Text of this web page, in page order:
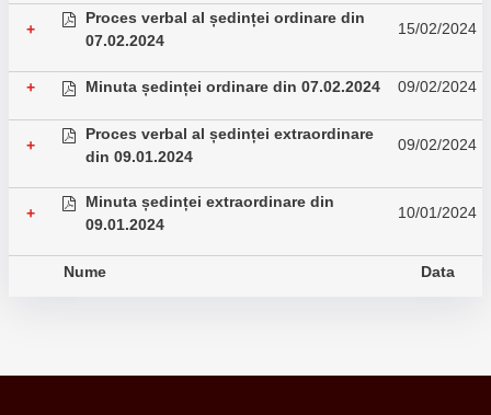
+
Proces verbal al ședinței ordinare din
07.02.2024
15/02/2024
+ Minuta ședinței ordinare din 07.02.2024 09/02/2024
+
Proces verbal al ședinței extraordinare
din 09.01.2024
09/02/2024
+
Minuta ședinței extraordinare din
09.01.2024
10/01/2024
Nume Data